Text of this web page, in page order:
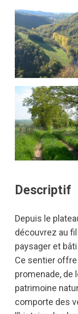
Descriptif
Depuis le
découvrez au
paysager et
Ce sentier
promenade, de
patrimoine
comporte des